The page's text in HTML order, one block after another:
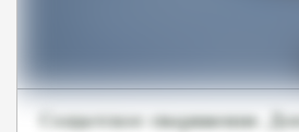
Солдатское снаряжение.